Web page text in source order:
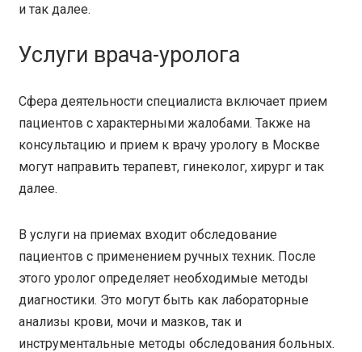
и так далее.
Услуги врача-уролога
Сфера деятельности специалиста включает прием
пациентов с характерными жалобами. Также на
консультацию и прием к врачу урологу в Москве
могут направить терапевт, гинеколог, хирург и так
далее.
В услуги на приемах входит обследование
пациентов с применением ручных техник. После
этого уролог определяет необходимые методы
диагностики. Это могут быть как лабораторные
анализы крови, мочи и мазков, так и
инструментальные методы обследования больных.